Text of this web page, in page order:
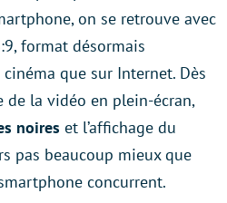
on se retrouve avec
format désormais
que sur Internet. Dès
de la vidéo en plein-écran,
noires et l’affichage du
pas beaucoup mieux que
concurrent.